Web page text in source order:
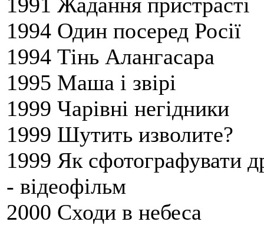
1994 Один посеред Росії
1994 Тінь Алангасара
1995 Маша і звірі
1999 Чарівні негідники
1999 Шутить изволите?
1999 Як сфотографувати
- відеофільм
2000 Сходи в небеса